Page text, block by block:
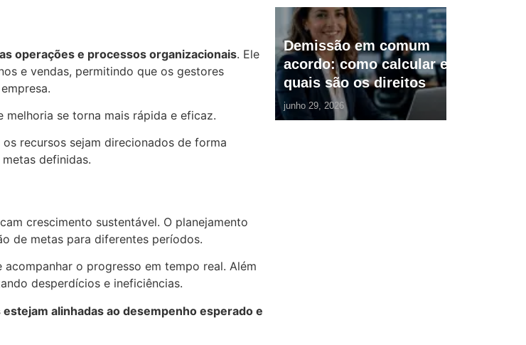
operações e processos organizacionais. Ele
e vendas, permitindo que os gestores
se torna mais rápida e eficaz.
recursos sejam direcionados de forma
definidas.
crescimento sustentável. O planejamento
de metas para diferentes períodos.
o progresso em tempo real. Além
desperdícios e ineficiências.
alinhadas ao desempenho esperado e
Demissão em comum
acordo: como calcular e
quais são os direitos
junho 29, 2026